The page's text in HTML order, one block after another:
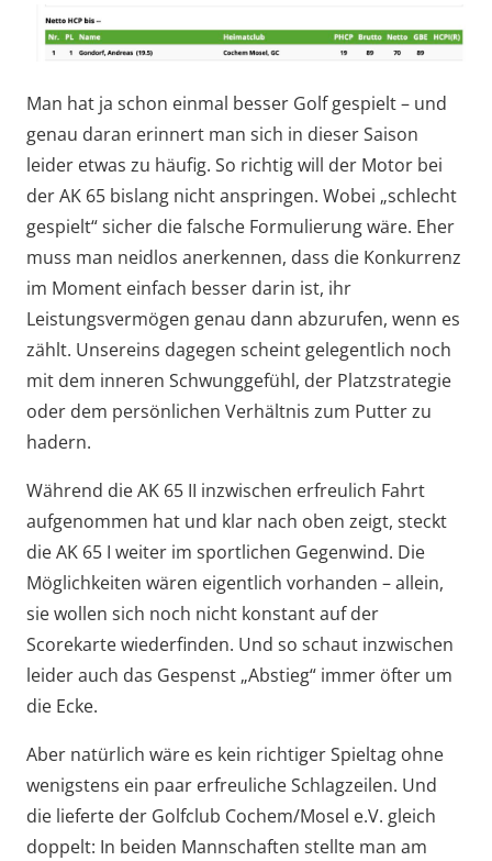
Man hat ja schon einmal besser Golf gespielt – und
genau daran erinnert man sich in dieser Saison
leider etwas zu häufig. So richtig will der Motor bei
der AK 65 bislang nicht anspringen. Wobei „schlecht
gespielt“ sicher die falsche Formulierung wäre. Eher
muss man neidlos anerkennen, dass die Konkurrenz
im Moment einfach besser darin ist, ihr
Leistungsvermögen genau dann abzurufen, wenn es
zählt. Unsereins dagegen scheint gelegentlich noch
mit dem inneren Schwunggefühl, der Platzstrategie
oder dem persönlichen Verhältnis zum Putter zu
hadern.
Während die AK 65 II inzwischen erfreulich Fahrt
aufgenommen hat und klar nach oben zeigt, steckt
die AK 65 I weiter im sportlichen Gegenwind. Die
Möglichkeiten wären eigentlich vorhanden – allein,
sie wollen sich noch nicht konstant auf der
Scorekarte wiederfinden. Und so schaut inzwischen
leider auch das Gespenst „Abstieg“ immer öfter um
die Ecke.
Aber natürlich wäre es kein richtiger Spieltag ohne
wenigstens ein paar erfreuliche Schlagzeilen. Und
die lieferte der Golfclub Cochem/Mosel e.V. gleich
doppelt: In beiden Mannschaften stellte man am